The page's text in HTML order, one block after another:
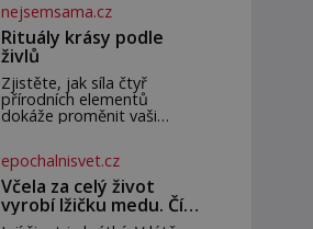
Munzarová měla být totiž
viděna s jakýmsi
sympaťákem, s nímž se
velmi družně, až d
nejsemsama.cz
Rituály krásy podle
živlů
Zjistěte, jak síla čtyř
přírodních elementů
dokáže proměnit vaši
zklidnění unavené mysli. Jak
pečovat o pleť a tělo v
souladu s hvězdami?
Každá z nás v sobě nese
epochalnisvet.cz
Včela za celý život
vyrobí lžičku medu. Čím
je pražský med ze